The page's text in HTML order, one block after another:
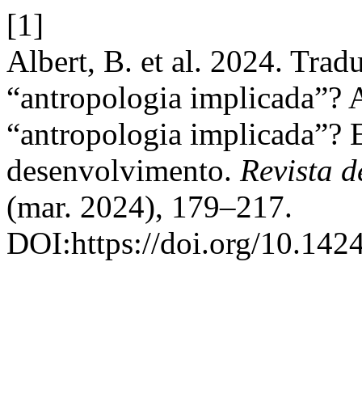
[1]
Albert, B. et al. 2024.
“antropologia implicada”?
“antropologia implicada”?
desenvolvimento. Revista
(mar. 2024), 179–217.
DOI:https://doi.org/